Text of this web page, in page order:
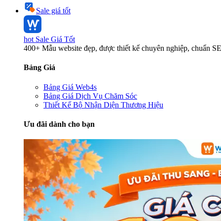
Sale giá tốt
hot Sale Giá Tốt
400+ Mẫu website đẹp, được thiết kế chuyên nghiệp, chuẩn
Bảng Giá
Bảng Giá Web4s
Bảng Giá Dịch Vụ Chăm Sóc
Thiết Kế Bộ Nhận Diện Thương Hiệu
Ưu đãi dành cho bạn